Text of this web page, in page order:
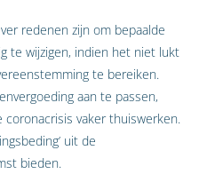
redenen zijn om bepaalde
te wijzigen, indien het niet lukt
te bereiken.
aan te passen,
vaker thuiswerken.
uit de
bieden.